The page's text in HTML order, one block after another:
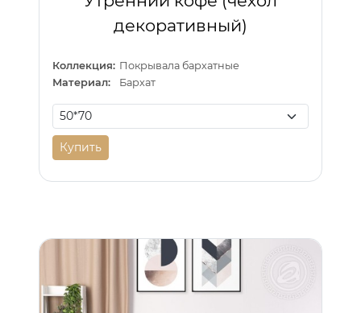
декоративный)
Коллекция: Покрывала бархатные
Материал:
Бархат
Купить